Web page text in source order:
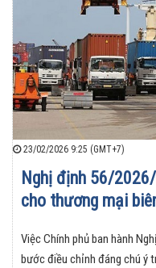
23/02/2026 9:25 (GMT+7)
Nghị định 56/
cho thương mại
Việc Chính phủ ban hành
bước điều chỉnh đáng chú ý